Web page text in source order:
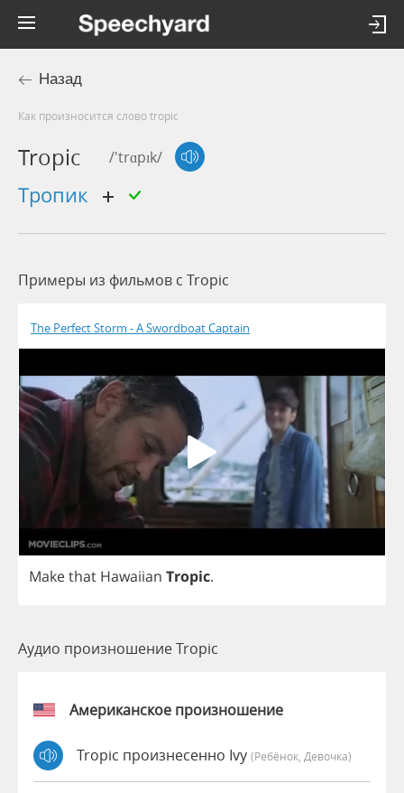
Назад
Как произносится слово tropic
Tropic /'trɑpɪk/
тропик
Примеры из фильмов c Tropic
The Perfect Storm - A Swordboat Captain
Makethat Hawaiian Tropic.
Аудио произношение Tropic
Американское произношение
Tropic произнесенно Ivy (Ребёнок, Девочка)